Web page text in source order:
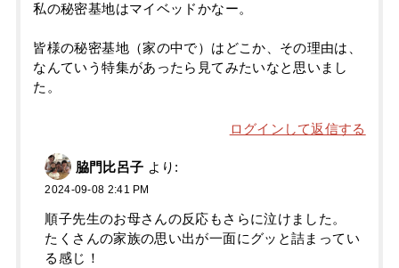
私の秘密基地はマイベッドかなー。
皆様の秘密基地（家の中で）はどこか、その理由は、
なんていう特集があったら見てみたいなと思いまし
た。
ログインして返信する
脇門比呂子 より:
2024-09-08 2:41 PM
順子先生のお母さんの反応もさらに泣けました。
たくさんの家族の思い出が一面にグッと詰まってい
る感じ！